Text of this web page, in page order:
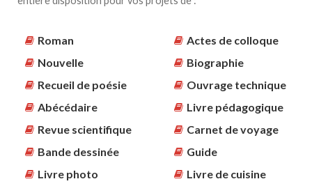
Roman
Nouvelle
Recueil de poésie
Abécédaire
Revue scientifique
Bande dessinée
Livre photo
Actes de colloque
Biographie
Ouvrage technique
Livre pédagogique
Carnet de voyage
Guide
Livre de cuisine